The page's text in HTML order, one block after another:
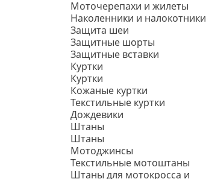
Моточерепахи и жилеты
Наколенники и налокотники
Защита шеи
Защитные шорты
Защитные вставки
Куртки
Куртки
Кожаные куртки
Текстильные куртки
Дождевики
Штаны
Штаны
Мотоджинсы
Текстильные мотоштаны
Штаны для мотокросса и